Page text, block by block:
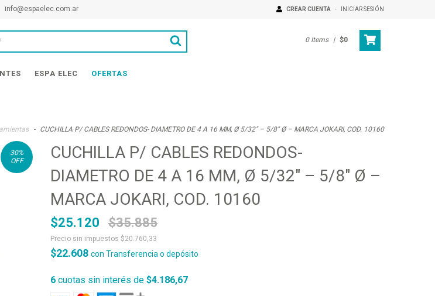
info@espaelec.com.ar CREAR CUENTA - INICIAR SESIÓN
0 Items | $0
ESPA ELEC OFERTAS
- CUCHILLA P/ CABLES REDONDOS- DIAMETRO DE 4 A 16 MM, Ø 5/32″ – 5/8″ Ø – MARCA JOKARI, COD. 10160
30%
OFF
CUCHILLA P/ CABLES REDONDOS-
DIAMETRO DE 4 A 16 MM, Ø 5/32″ – 5/8″ Ø –
MARCA JOKARI, COD. 10160
$25.120 $35.885
Precio sin impuestos $20.760,33
$22.608 con Transferencia o depósito
6 cuotas sin interés de $4.186,67